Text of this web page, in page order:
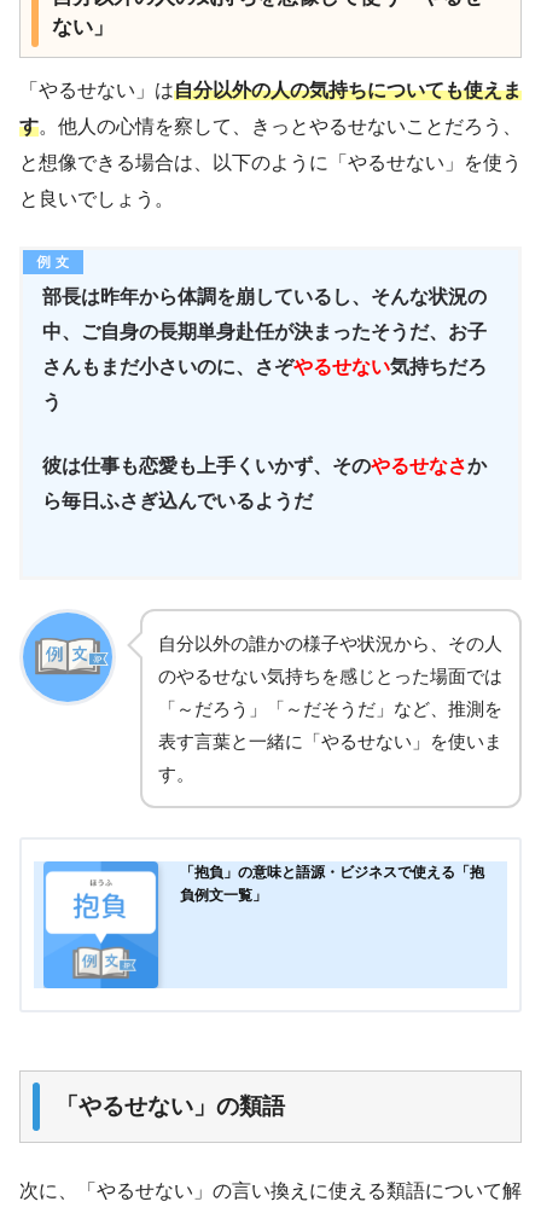
ない」
「やるせない」は自分以外の人の気持ちについても使えま
す。他人の心情を察して、きっとやるせないことだろう、
と想像できる場合は、以下のように「やるせない」を使う
と良いでしょう。
部長は昨年から体調を崩しているし、そんな状況の
中、ご自身の長期単身赴任が決まったそうだ、お子
さんもまだ小さいのに、さぞやるせない気持ちだろ
う
彼は仕事も恋愛も上手くいかず、そのやるせなさか
ら毎日ふさぎ込んでいるようだ
自分以外の誰かの様子や状況から、その人
のやるせない気持ちを感じとった場面では
「～だろう」「～だそうだ」など、推測を
表す言葉と一緒に「やるせない」を使いま
す。
「抱負」の意味と語源・ビジネスで使える「抱
負例文一覧」
「やるせない」の類語
次に、「やるせない」の言い換えに使える類語について解